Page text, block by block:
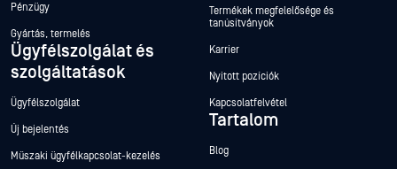
Pénzügy
Gyártás, termelés
Ügyfélszolgálat és
szolgáltatások
Ügyfélszolgálat
Új bejelentés
Műszaki ügyfélkapcsolat-kezelés
Termékek megfelelősége és
tanúsítványok
Karrier
Nyitott pozíciók
Kapcsolatfelvétel
Tartalom
Blog